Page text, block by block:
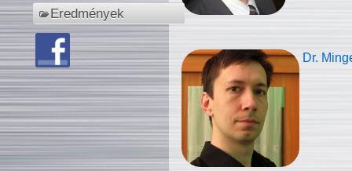
Eredmények
Dr.